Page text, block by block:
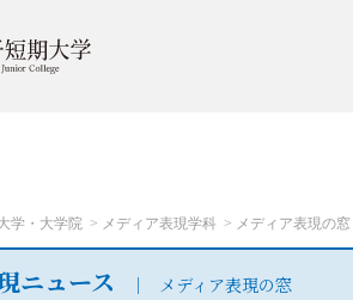
学・大学院 メディア表現学科 メディア表現の窓
ニュース メディア表現の窓